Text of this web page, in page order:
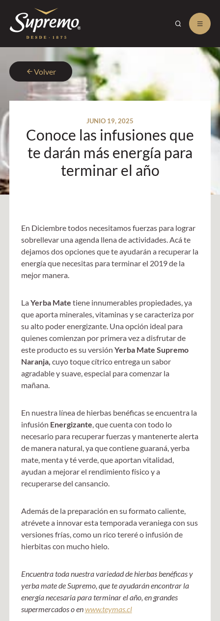
Volver
JUNIO 19, 2025
Conoce las infusiones que
te darán más energía para
terminar el año
En Diciembre todos necesitamos fuerzas para lograr
sobrellevar una agenda llena de actividades. Acá te
dejamos dos opciones que te ayudarán a recuperar la
energía que necesitas para terminar el 2019 de la
mejor manera.
LaYerba Mate tiene innumerables propiedades, ya
que aporta minerales, vitaminas y se caracteriza por
su alto poder energizante. Una opción ideal para
quienes comienzan por primera vez a disfrutar de
este producto es su versión Yerba Mate Supremo
Naranja, cuyo toque cítrico entrega un sabor
agradable y suave, especial para comenzar la
mañana.
En nuestra línea de hierbas benéficas se encuentra la
infusión Energizante, que cuenta con todo lo
necesario para recuperar fuerzas y mantenerte alerta
de manera natural, ya que contiene guaraná, yerba
mate, menta y té verde, que aportan vitalidad,
ayudan a mejorar el rendimiento físico y a
recuperarse del cansancio.
Además de la preparación en su formato caliente,
atrévete a innovar esta temporada veraniega con sus
versiones frías, como un rico tereré o infusión de
hierbitas con mucho hielo.
Encuentra toda nuestra variedad de hierbas benéficas y
yerba mate de Supremo, que te ayudarán encontrar la
energía necesaria para terminar el año, en grandes
supermercados o enwww.teymas.cl